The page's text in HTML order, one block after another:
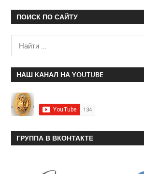
ПОИСК ПО САЙТУ
НАШ КАНАЛ НА YOUTUBE
ГРУППА В ВКОНТАКТЕ